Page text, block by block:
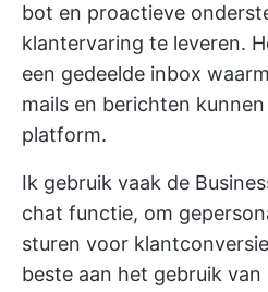
bot en proactieve
klantervaring te leveren.
een gedeelde inbox
mails en berichten
platform.
Ik gebruik vaak de
chat functie, om
sturen voor
beste aan het gebruik